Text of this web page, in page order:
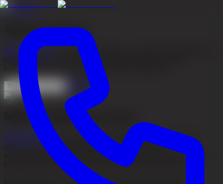
←TILAT
Alopecia Areata
Alopecia areata
on autoimmuunisairaus, joka aiheuttaa läiskittäistä
hiustenlähtöä. Se voi vaikuttaa päänahan hiuksiin, partaan,
kulmakarvoihin, ripsiin ja muuhun ihokarvoitukseen.
Varaa konsultaatio Ota yhteyttä
Mikä on Alopecia Areata?
Alopecia areata
on läiskittäisen hiustenlähdön lääketieteellinen
nimitys. Se on autoimmuunisairaus, jossa elimistön
immuunijärjestelmä saa hiustupet siirtymään lepovaiheeseen. Kun
hiustuppi ei enää tuota uusia hiuksia, hiukset lopulta putoavat.
Läiskien määrä voi vaihdella yhdestä useisiin, ja joissakin